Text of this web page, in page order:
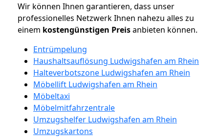
Wir können Ihnen garantieren, dass unser
professionelles Netzwerk Ihnen nahezu alles zu
einem kostengünstigen Preisanbieten können.
Entrümpelung
Haushaltsauflösung Ludwigshafen am Rhein
Halteverbotszone Ludwigshafen am Rhein
Möbellift Ludwigshafen am Rhein
Möbeltaxi
Möbelmitfahrzentrale
Umzugshelfer Ludwigshafen am Rhein
Umzugskartons